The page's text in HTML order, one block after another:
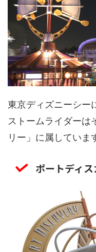
東京ディズニーシー
ストームライダーは
リー」に属していま
ポートディ